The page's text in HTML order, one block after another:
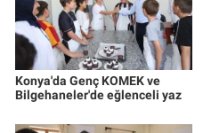
Konya'da Genç KOMEK ve
Bilgehaneler'de eğlenceli yaz